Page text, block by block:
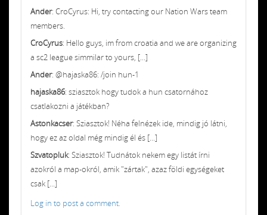
Ander: CroCyrus: Hi, try contacting our Nation Wars team
members.
CroCyrus: Hello guys, im from croatia and we are organizing
a sc2 league simmilar to yours, [...]
Ander: @hajaska86: /join hun-1
hajaska86: sziasztok hogy tudok a hun csatornához
csatlakozni a játékban?
Astonkacser: Sziasztok! Néha felnézek ide, mindig jó látni,
hogy ez az oldal még mindig él és [...]
Szvatopluk: Sziasztok! Tudnátok nekem egy listát írni
azokról a map-okról, amik "zártak", azaz földi egységeket
csak [...]
Log in to post a comment.